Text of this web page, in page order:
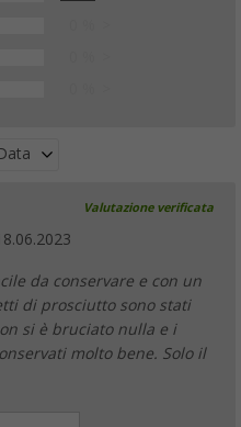
Valutazione verificata
da conservare e con un
di prosciutto sono stati
si è bruciato nulla e i
molto bene. Solo il